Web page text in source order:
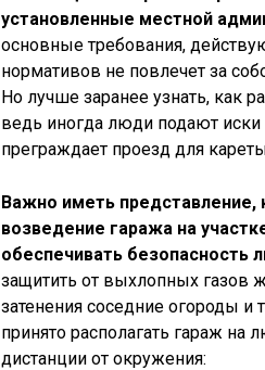
установленные местной
основные требования,
нормативов не повлечет за
Но лучше заранее узнать, как
ведь иногда люди подают иски
преграждает проезд для
Важно иметь представление,
возведение гаража на
обеспечивать безопасность
защитить от выхлопных газов
затенения соседние огороды и
принято располагать гараж
дистанции от окружения: